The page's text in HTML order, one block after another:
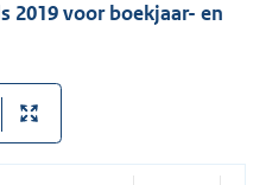
2019 voor boekjaar- en